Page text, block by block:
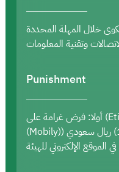
خلال المهلة المحددة
Punishment
أولا: فرض غرامة على (Etihad Etisalat Company